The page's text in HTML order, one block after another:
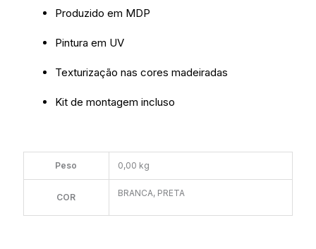
Produzido em MDP
Pintura em UV
Texturização nas cores madeiradas
Kit de montagem incluso
Peso 0,00 kg
COR BRANCA, PRETA